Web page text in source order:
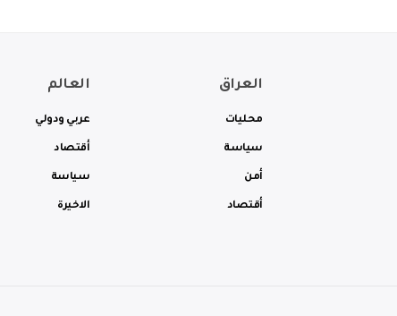
العراق
محليات
سياسة
أمن
أقتصاد
العالم
عربي ودولي
أقتصاد
سياسة
الاخيرة